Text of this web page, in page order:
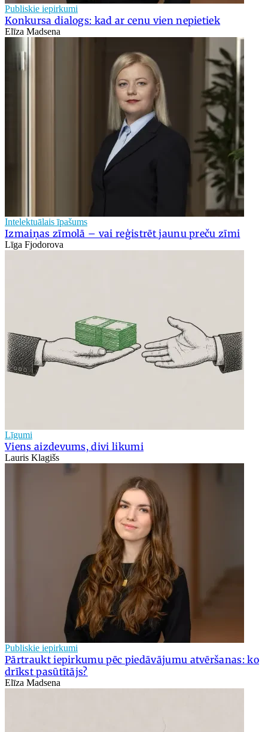
Publiskie iepirkumi
Konkursa dialogs: kad ar cenu vien nepietiek
Elīza Madsena
Intelektuālais īpašums
Izmaiņas zīmolā – vai reģistrēt jaunu preču zīmi
Līga Fjodorova
Līgumi
Viens aizdevums, divi likumi
Lauris Klagišs
Publiskie iepirkumi
Pārtraukt iepirkumu pēc piedāvājumu atvēršanas: ko
drīkst pasūtītājs?
Elīza Madsena